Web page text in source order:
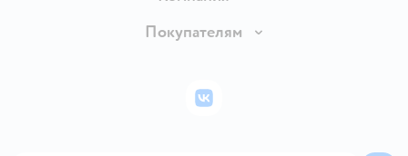
Правила продажи
Политика использования файлов cookie
Вакансии
Покупателям
Бонусные карты
ВКонтакте